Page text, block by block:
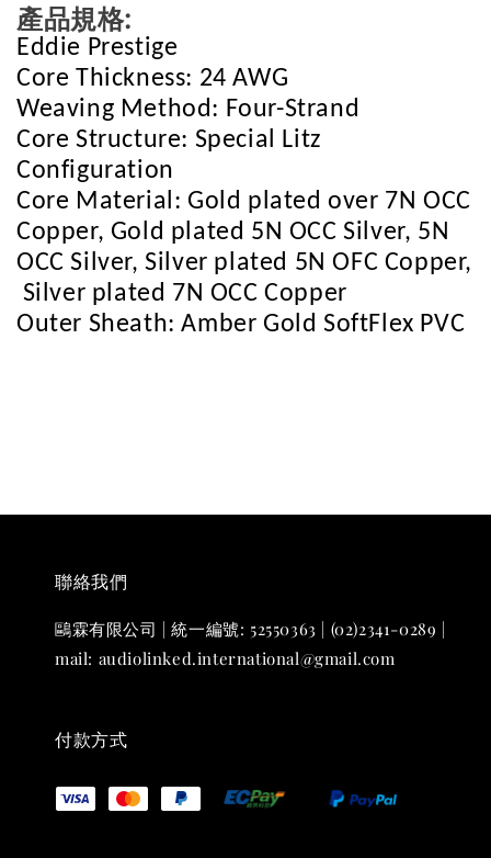
產品規格:
Eddie Prestige
Core Thickness: 24 AWG
Weaving Method: Four-Strand
Core Structure: Special Litz
Configuration
Core Material: Gold plated over 7N OCC
Copper, Gold plated 5N OCC Silver, 5N
OCC Silver, Silver plated 5N OFC Copper,
Silver plated 7N OCC Copper
Outer Sheath: Amber Gold SoftFlex PVC
聯絡我們
鷗霖有限公司 | 統一編號: 52550363 | (02)2341-0289 |
mail: audiolinked.international@gmail.com
付款方式